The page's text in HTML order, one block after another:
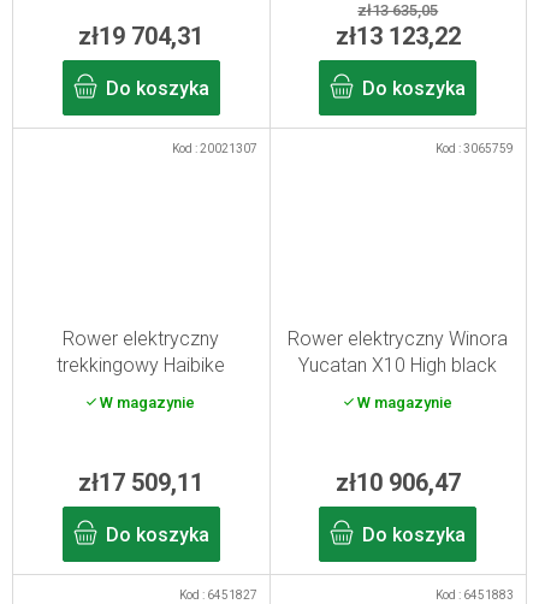
zł19 704,31
Do koszyka
zł13 635,05
zł13 123,22
Do koszyka
Rower elektryczny
trekkingowy Haibike
Trekking 6.5 High
toffee/sand XL
W magazynie
zł17 509,11
Do koszyka
Kod :20021307
Rower elektryczny Winora
Yucatan X10 High black
matt S/40 2025
W magazynie
zł10 906,47
Do koszyka
Kod :3065759
Kod : 6451827 Kod : 6451883